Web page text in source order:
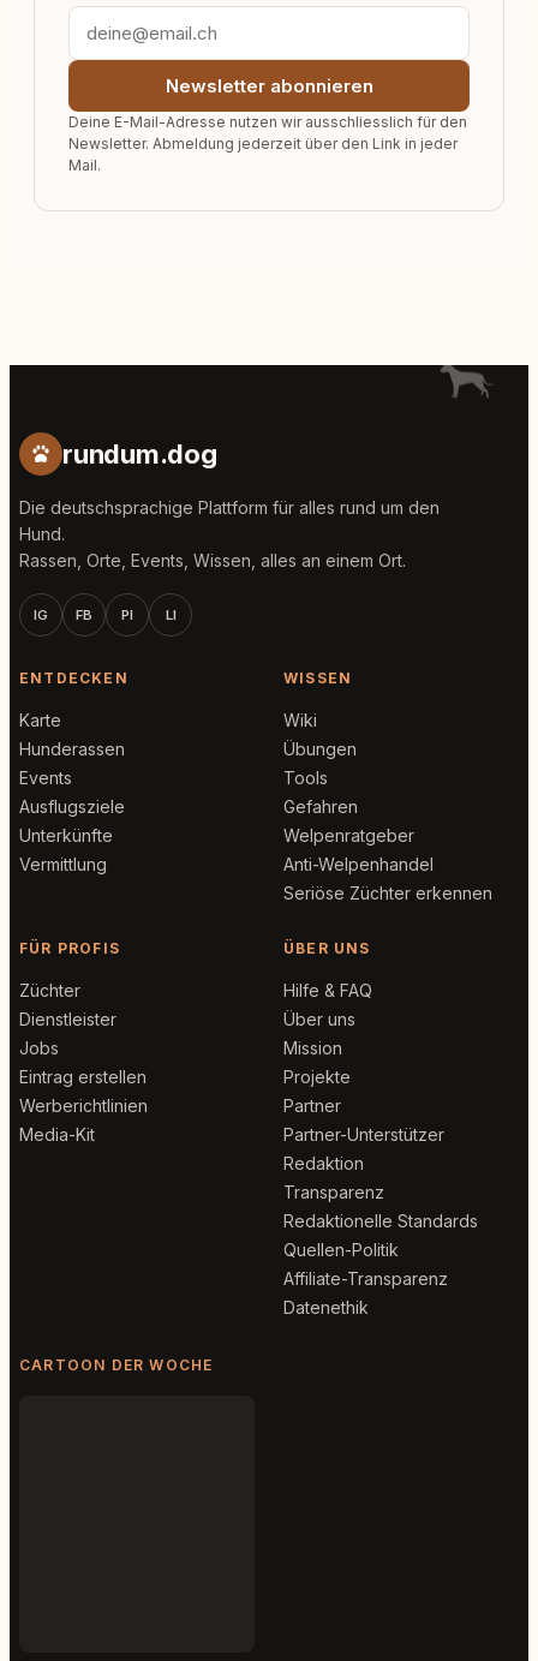
Newsletter abonnieren
Deine E-Mail-Adresse nutzen wir ausschliesslich für den
Newsletter. Abmeldung jederzeit über den Link in jeder
Mail.
rundum.dog
Die deutschsprachige Plattform für alles rund um den
Hund.
Rassen, Orte, Events, Wissen, alles an einem Ort.
IG FB PI LI
ENTDECKEN
Karte
Hunderassen
Events
Ausflugsziele
Unterkünfte
Vermittlung
WISSEN
Wiki
Übungen
Tools
Gefahren
Welpenratgeber
Anti-Welpenhandel
Seriöse Züchter erkennen
FÜR PROFIS
Züchter
Dienstleister
Jobs
Eintrag erstellen
Werberichtlinien
Media-Kit
ÜBER UNS
Hilfe & FAQ
Über uns
Mission
Projekte
Partner
Partner-Unterstützer
Redaktion
Transparenz
Redaktionelle Standards
Quellen-Politik
Affiliate-Transparenz
Datenethik
CARTOON DER WOCHE